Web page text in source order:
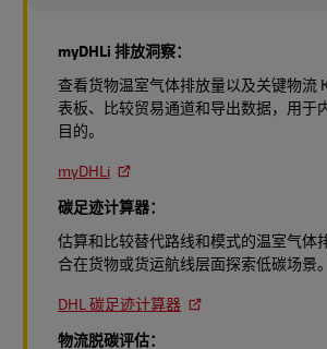
myDHLi 排放洞察：
查看货物温室气体排放量以及关键物流
表板、比较贸易通道和导出数据，用于
目的。
myDHLi
碳足迹计算器：
估算和比较替代路线和模式的温室气体
合在货物或货运航线层面探索低碳场景。
DHL 碳足迹计算器
物流脱碳评估：